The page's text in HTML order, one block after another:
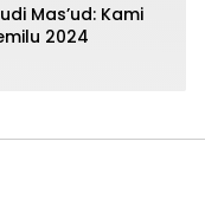
Mas’ud: Kami
2024